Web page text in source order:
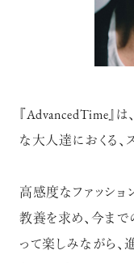
『AdvancedTime』
な大人達におくる、
高感度なファッショ
教養を求め、今ま
って楽しみながら、